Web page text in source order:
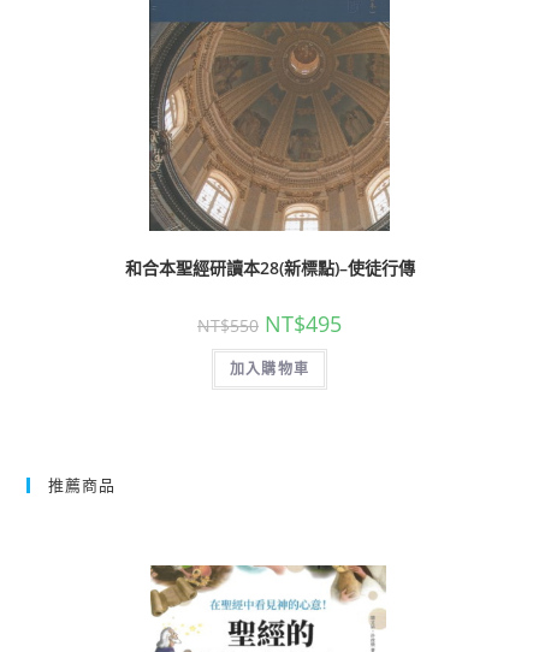
和合本聖經研讀本28(新標點)–使徒行傳
NT$550 NT$495
加入購物車
推薦商品